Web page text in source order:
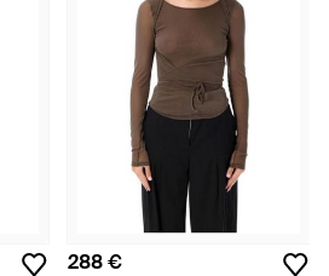
288 €